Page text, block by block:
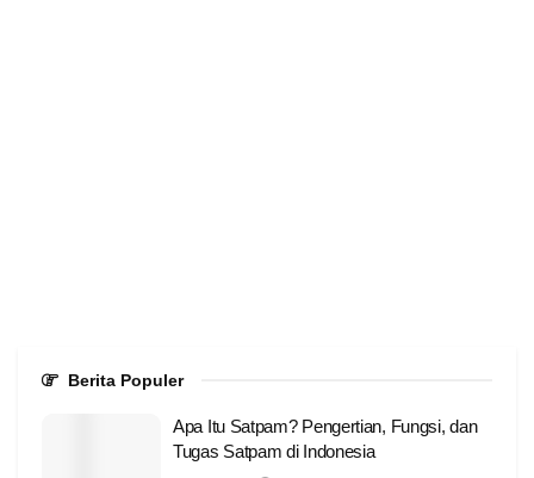
Berita Populer
Apa Itu Satpam? Pengertian, Fungsi, dan
Tugas Satpam di Indonesia